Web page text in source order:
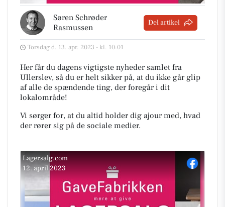
Søren Schrøder
Rasmussen
Del artikel
Torsdag d. 13. apr. 2023 - kl. 10:01
Her får du dagens vigtigste nyheder samlet fra
Ullerslev, så du er helt sikker på, at du ikke går glip
af alle de spændende ting, der foregår i dit
lokalområde!
Vi sørger for, at du altid holder dig ajour med, hvad
der rører sig på de sociale medier.
Lagersalg.com
12. april 2023